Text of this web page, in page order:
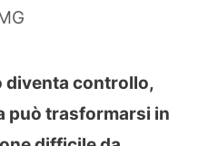
diventa controllo,
può trasformarsi in